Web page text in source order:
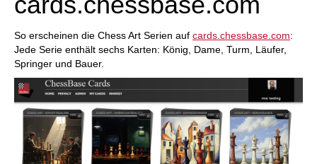
So erscheinen die Chess Art Serien auf cards.chessbase.com:
Jede Serie enthält sechs Karten: König, Dame, Turm, Läufer,
Springer und Bauer.